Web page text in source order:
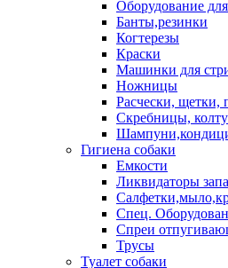
Оборудование
Банты,резинки
Когтерезы
Краски
Машинки для
Ножницы
Расчески, щетки,
Скребницы,
Гигиена собаки
Емкости
Ликвидаторы
Спец.
Спреи
Трусы
Туалет собаки